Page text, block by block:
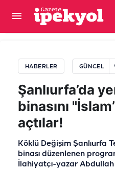
HABERLER GÜNCEL
Şanlıurfa’da
binasını
açtılar!
Köklü Değişim Şanlıurfa
binası düzenlenen
İlahiyatçı-yazar
Şanlıurfa çiftçisini